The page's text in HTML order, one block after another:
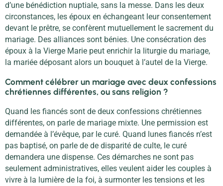
d’une bénédiction nuptiale, sans la messe. Dans les deux
circonstances, les époux en échangeant leur consentement
devant le prêtre, se confèrent mutuellement le sacrement du
mariage. Des alliances sont bénies. Une consécration des
époux à la Vierge Marie peut enrichir la liturgie du mariage,
la mariée déposant alors un bouquet à l’autel de la Vierge.
Comment célébrer un mariage avec deux confessions
chrétiennes différentes, ou sans religion ?
Quand les fiancés sont de deux confessions chrétiennes
différentes, on parle de mariage mixte. Une permission est
demandée à l’évêque, par le curé. Quand lunes fiancés n’est
pas baptisé, on parle de de disparité de culte, le curé
demandera une dispense. Ces démarches ne sont pas
seulement administratives, elles veulent aider les couples à
vivre à la lumière de la foi, à surmonter les tensions et les